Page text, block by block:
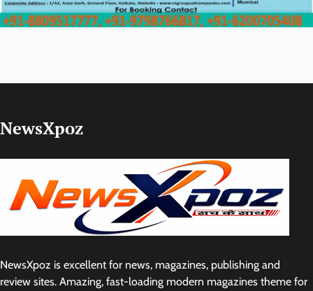
NewsXpoz
NewsXpoz is excellent for news, magazines, publishing and
review sites. Amazing, fast-loading modern magazines theme for